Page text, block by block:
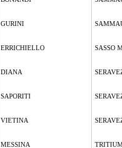
GURINI
ERRICHIELLO SASSO
DIANA
SAPORITI
VIETINA
MESSINA